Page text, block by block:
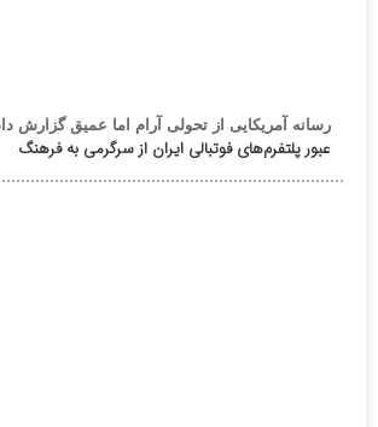
رسانه آمریکایی از تحولی آرام اما عمیق گزارش
عبور پلتفرم‌های فوتبالی ایران از سرگرمی به فرهنگ